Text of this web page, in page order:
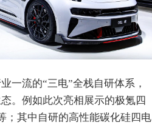
一流的“三电”全栈自研体系，
。例如此次亮相展示的极氪四
；其中自研的高性能碳化硅四电